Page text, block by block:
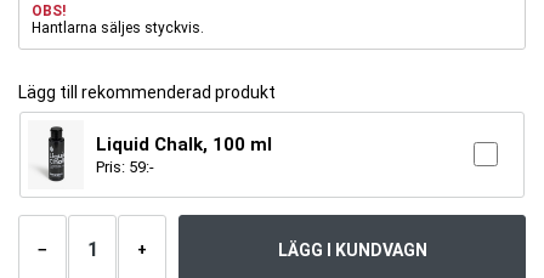
OBS!
Hantlarna säljes styckvis.
Lägg till rekommenderad produkt
Liquid Chalk, 100 ml
Pris: 59:-
−
Antal
+ LÄGG I KUNDVAGN